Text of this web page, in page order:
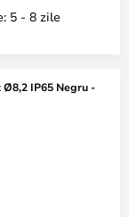
5 - 8 zile
IP65 Negru -